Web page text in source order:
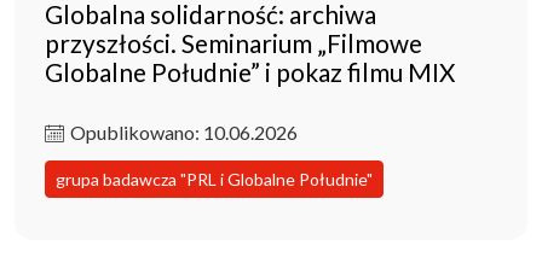
Globalna solidarność: archiwa
przyszłości. Seminarium „Filmowe
Globalne Południe” i pokaz filmu MIX
Opublikowano: 10.06.2026
grupa badawcza "PRL i Globalne Południe"